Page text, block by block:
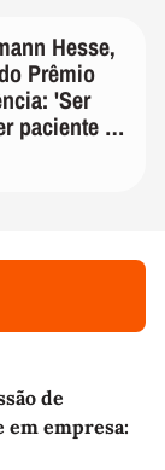
Hesse,
Prêmio
'Ser
paciente é
de
empresa: